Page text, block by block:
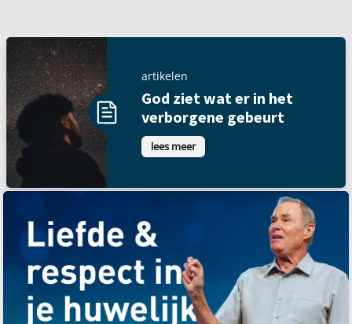
artikelen
God ziet wat er in het
verborgene gebeurt
lees meer